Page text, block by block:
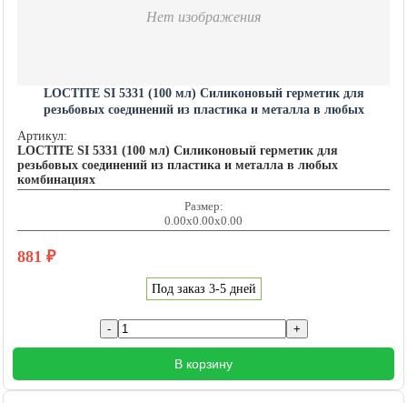
Нет изображения
LOCTITE SI 5331 (100 мл) Силиконовый герметик для
резьбовых соединений из пластика и металла в любых
Артикул:
LOCTITE SI 5331 (100 мл) Силиконовый герметик для
резьбовых соединений из пластика и металла в любых
комбинациях
Размер:
0.00x0.00x0.00
881 ₽
Под заказ 3-5 дней
В корзину